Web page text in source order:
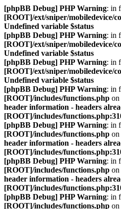
[phpBB Debug] PHP Warning: in
[ROOT]/ext/sniper/mobiledevice/
Undefined variable $status
[phpBB Debug] PHP Warning: in
[ROOT]/ext/sniper/mobiledevice/
Undefined variable $status
[phpBB Debug] PHP Warning: in
[ROOT]/ext/sniper/mobiledevice/
Undefined variable $status
[phpBB Debug] PHP Warning: in
[ROOT]/includes/functions.php
header information - headers
[ROOT]/includes/
[phpBB Debug] PHP Warning: in
[ROOT]/includes/functions.php
header information - headers
[ROOT]/includes/
[phpBB Debug] PHP Warning: in
[ROOT]/includes/functions.php
header information - headers
[ROOT]/includes/
[phpBB Debug] PHP Warning: in
[ROOT]/includes/functions.php